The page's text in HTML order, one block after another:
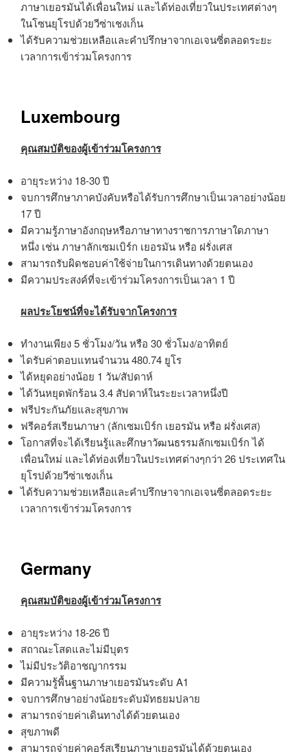
ภาษาเยอรมันได้เพื่อนใหม่ และได้ท่องเที่ยวในประเทศต่างๆ
ในโซนยุโรปด้วยวีซ่าเชงเก็น
ได้รับความช่วยเหลือและคำปรึกษาจากเอเจนซี่ตลอดระยะ
เวลาการเข้าร่วมโครงการ
Luxembourg
คุณสมบัติของผู้เข้าร่วมโครงการ
อายุระหว่าง 18-30 ปี
จบการศึกษาภาคบังคับหรือได้รับการศึกษาเป็นเวลาอย่างน้อย
17 ปี
มีความรู้ภาษาอังกฤษหรือภาษาทางราชการภาษาใดภาษา
หนึ่ง เช่น ภาษาลักเซมเบิร์ก เยอรมัน หรือ ฝรั่งเศส
สามารถรับผิดชอบค่าใช้จ่ายในการเดินทางด้วยตนเอง
มีความประสงค์ที่จะเข้าร่วมโครงการเป็นเวลา 1 ปี
ผลประโยชน์ที่จะได้รับจากโครงการ
ทำงานเพียง 5 ชั่วโมง/วัน หรือ 30 ชั่วโมง/อาทิตย์
ไดรับค่าตอบแทนจำนวน 480.74 ยูโร
ได้หยุดอย่างน้อย 1 วัน/สัปดาห์
ได้วันหยุดพักร้อน 3.4 สัปดาห์ในระยะเวลาหนึ่งปี
ฟรีประกันภัยและสุขภาพ
ฟรีคอร์สเรียนภาษา (ลักเซมเบิร์ก เยอรมัน หรือ ฝรั่งเศส)
โอกาสที่จะได้เรียนรู้และศึกษาวัฒนธรรมลักเซมเบิร์ก ได้
เพื่อนใหม่ และได้ท่องเที่ยวในประเทศต่างๆกว่า 26 ประเทศใน
ยุโรปด้วยวีซ่าเชงเก็น
ได้รับความช่วยเหลือและคำปรึกษาจากเอเจนซี่ตลอดระยะ
เวลาการเข้าร่วมโครงการ
Germany
คุณสมบัติของผู้เข้าร่วมโครงการ
อายุระหว่าง 18-26 ปี
สถาณะโสดและไม่มีบุตร
ไม่มีประวัติอาชญากรรม
มีความรู้พื้นฐานภาษาเยอรมันระดับ A1
จบการศึกษาอย่างน้อยระดับมัทธยมปลาย
สามารถจ่ายค่าเดินทางได้ด้วยตนเอง
สุขภาพดี
สามารถจ่ายค่าคอร์สเรียนภาษาเยอรมันได้ด้วยตนเอง